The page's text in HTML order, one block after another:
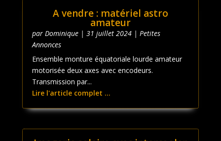
A vendre : matériel astro
amateur
par Dominique| 31 juillet 2024| Petites
Annonces
Ensemble monture équatoriale lourde amateur
motorisée deux axes avec encodeurs.
Transmission par...
Lire l'article complet ...